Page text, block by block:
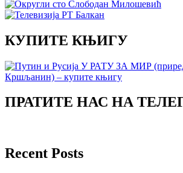
КУПИТЕ КЊИГУ
ПРАТИТЕ НАС НА
Recent Posts